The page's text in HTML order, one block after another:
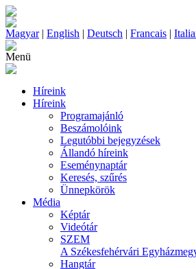
Magyar| English | Deutsch | Francais |
Menü
Híreink
Híreink
Programajánló
Beszámolóink
Legutóbbi bejegyzések
Állandó híreink
Eseménynaptár
Keresés, szűrés
Ünnepkörök
Média
Képtár
Videótár
SZEM
A Székesfehérvári
Hangtár